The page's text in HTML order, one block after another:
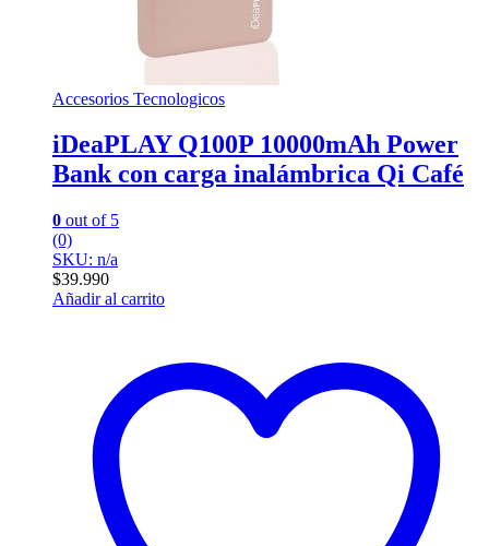
Accesorios Tecnologicos
iDeaPLAY Q100P 10000mAh Power
Bank con carga inalámbrica Qi Café
0 out of 5
(0)
SKU: n/a
$39.990
Añadir al carrito